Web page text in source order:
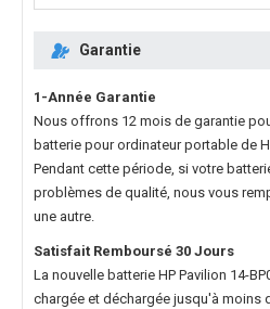
Garantie
1-Année Garantie
Nous offrons 12 mois de garantie
batterie pour ordinateur portable de
Pendant cette période, si votre
problèmes de qualité, nous vous
une autre.
Satisfait Remboursé 30 Jours
La nouvelle batterie HP Pavilion 14-
chargée et déchargée jusqu'à moins